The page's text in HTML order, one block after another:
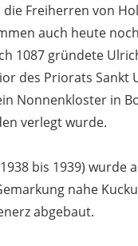
Freiherren von
auch heute
1087 gründete
des Priorats Sankt
Nonnenkloster in
verlegt wurde.
bis 1939) wurde
nahe
abgebaut.